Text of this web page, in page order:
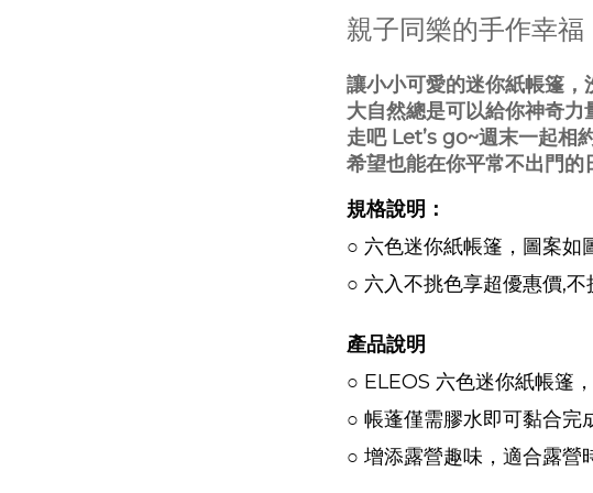
親子同樂的手作幸
讓小小可愛的迷你紙帳篷
大自然總是可以給你神奇力
走吧 Let’s go~週末一起相
希望也能在你平常不出門的
規格說明：
○ 六色迷你紙帳篷 ，圖案如
○ 六入不挑色享超優惠價,
產品說明
○ ELEOS 六色迷你紙帳篷
○ 帳蓬僅需膠水即可黏合完
○ 增添露營趣味，適合露營